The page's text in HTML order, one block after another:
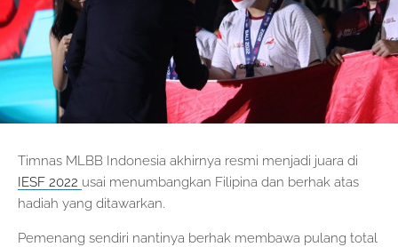
Timnas MLBB Indonesia akhirnya resmi menjadi juara di
IESF 2022 usai menumbangkan Filipina dan berhak atas
hadiah yang ditawarkan.
Pemenang sendiri nantinya berhak membawa pulang total